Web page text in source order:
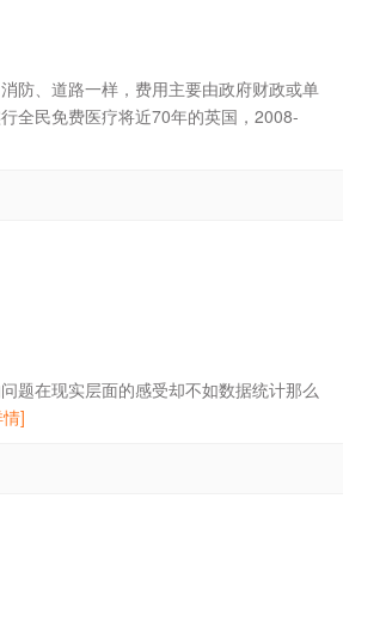
防、道路一样，费用主要由政府财政或单
全民免费医疗将近70年的英国，2008-
题在现实层面的感受却不如数据统计那么
]